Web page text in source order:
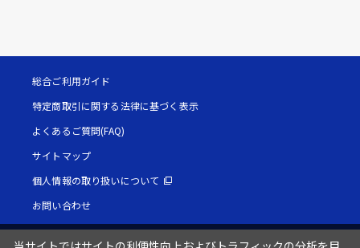
総合ご利用ガイド
特定商取引に関する法律に基づく表示
よくあるご質問(FAQ)
サイトマップ
個人情報の取り扱いについて
お問い合わせ